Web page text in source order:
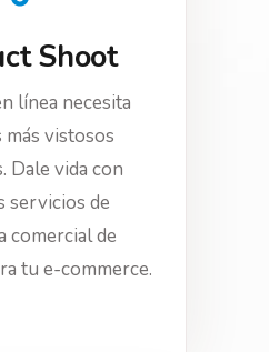
Shoot
línea necesita
vistosos
Dale vida con
servicios de
comercial de
tu e-commerce.